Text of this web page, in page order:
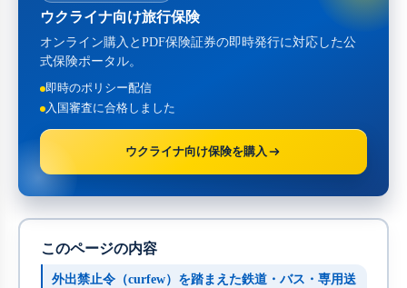
ウクライナ向け旅行保険
オンライン購入とPDF保険証券の即時発行に対応した公
式保険ポータル。
即時のポリシー配信
入国審査に合格しました
ウクライナ向け保険を購入
このページの内容
外出禁止令（curfew）を踏まえた鉄道・バス・専用送